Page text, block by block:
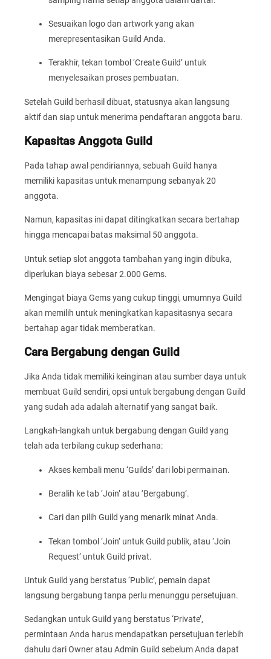
Sesuaikan logo dan artwork yang akan
merepresentasikan Guild Anda.
Terakhir, tekan tombol ‘Create Guild’ untuk
menyelesaikan proses pembuatan.
Setelah Guild berhasil dibuat, statusnya akan langsung
aktif dan siap untuk menerima pendaftaran anggota baru.
Kapasitas Anggota Guild
Pada tahap awal pendiriannya, sebuah Guild hanya
memiliki kapasitas untuk menampung sebanyak 20
anggota.
Namun, kapasitas ini dapat ditingkatkan secara bertahap
hingga mencapai batas maksimal 50 anggota.
Untuk setiap slot anggota tambahan yang ingin dibuka,
diperlukan biaya sebesar 2.000 Gems.
Mengingat biaya Gems yang cukup tinggi, umumnya Guild
akan memilih untuk meningkatkan kapasitasnya secara
bertahap agar tidak memberatkan.
Cara Bergabung dengan Guild
Jika Anda tidak memiliki keinginan atau sumber daya untuk
membuat Guild sendiri, opsi untuk bergabung dengan Guild
yang sudah ada adalah alternatif yang sangat baik.
Langkah-langkah untuk bergabung dengan Guild yang
telah ada terbilang cukup sederhana:
Akses kembali menu ‘Guilds’ dari lobi permainan.
Beralih ke tab ‘Join’ atau ‘Bergabung’.
Cari dan pilih Guild yang menarik minat Anda.
Tekan tombol ‘Join’ untuk Guild publik, atau ‘Join
Request’ untuk Guild privat.
Untuk Guild yang berstatus ‘Public’, pemain dapat
langsung bergabung tanpa perlu menunggu persetujuan.
Sedangkan untuk Guild yang berstatus ‘Private’,
permintaan Anda harus mendapatkan persetujuan terlebih
dahulu dari Owner atau Admin Guild sebelum Anda dapat